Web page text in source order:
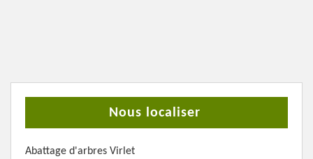
Nous localiser
Abattage d'arbres Virlet